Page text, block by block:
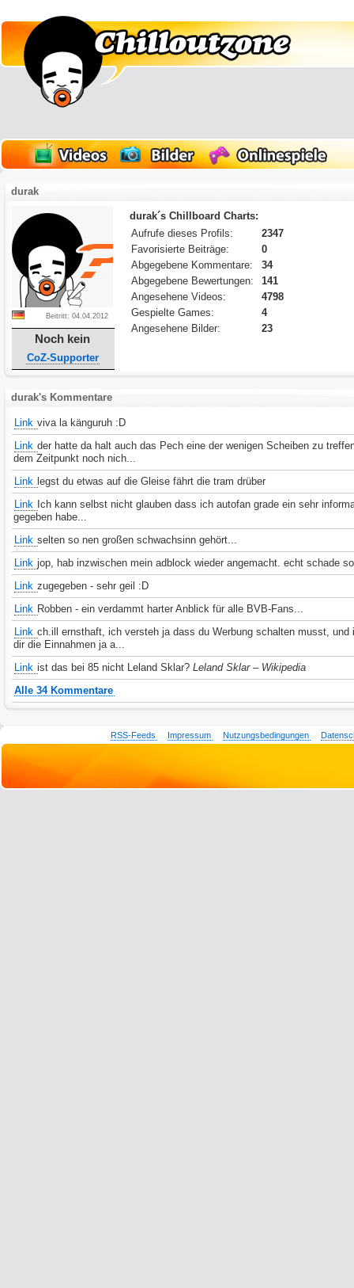
durak
Beitritt: 04.04.2012
Noch kein
CoZ-Supporter
durak´s Chillboard Charts:
Aufrufe dieses Profils:
2347
Favorisierte Beiträge:
0
Abgegebene Kommentare:
34
Abgegebene Bewertungen:
141
Angesehene Videos:
4798
Gespielte Games:
4
Angesehene Bilder:
23
durak's Kommentare
Link viva la känguruh :D
Link der hatte da halt auch das Pech eine der wenigen Scheiben zu
dem Zeitpunkt noch nich...
Link legst du etwas auf die Gleise fährt die tram drüber
Link Ich kann selbst nicht glauben dass ich autofan grade ein sehr
gegeben habe...
Link selten so nen großen schwachsinn gehört...
Link jop, hab inzwischen mein adblock wieder angemacht. echt schade
Link zugegeben - sehr geil :D
Link Robben - ein verdammt harter Anblick für alle BVB-Fans...
Link ch.ill ernsthaft, ich versteh ja dass du Werbung schalten musst, und
dir die Einnahmen ja a...
Link ist das bei 85 nicht Leland Sklar?Leland Sklar – Wikipedia
Alle 34 Kommentare
RSS-Feeds Impressum Nutzungsbedingungen